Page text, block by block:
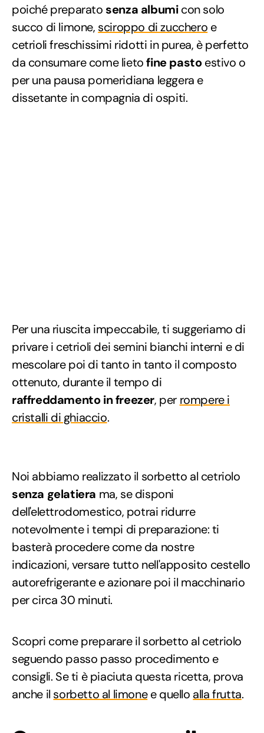
poiché preparato senza albumicon solo
succo di limone, sciroppo di zucchero e
cetrioli freschissimi ridotti in purea, è perfetto
da consumare come lietofine pastoestivo o
per una pausa pomeridiana leggera e
dissetante in compagnia di ospiti.
Per una riuscita impeccabile, ti suggeriamo di
privare i cetrioli dei semini bianchi interni e di
mescolare poi di tanto in tanto il composto
ottenuto, durante il tempo di
raffreddamento in freezer, per rompere i
cristalli di ghiaccio.
Noi abbiamo realizzato il sorbetto al cetriolo
senza gelatiera ma, se disponi
dell'elettrodomestico, potrai ridurre
notevolmente i tempi di preparazione: ti
basterà procedere come da nostre
indicazioni, versare tutto nell'apposito cestello
autorefrigerante e azionare poi il macchinario
per circa 30 minuti.
Scopri come preparare il sorbetto al cetriolo
seguendo passo passo procedimento e
consigli. Se ti è piaciuta questa ricetta, prova
anche il sorbetto al limonee quello alla frutta.